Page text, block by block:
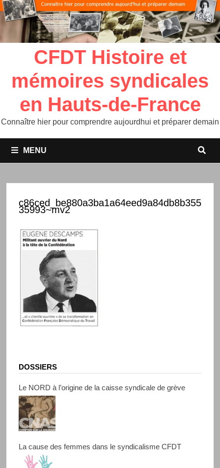
CFDT Histoire et
mémoires syndicales
en Hauts-de-France
Connaître hier pour comprendre aujourdhui et préparer demain
MENU
c86ced_be880a3ba1a64eed9a84db8b355
35993~mv2
DOSSIERS
Le NORD à l’origine de la caisse syndicale de grève
La cause des femmes dans le syndicalisme CFDT